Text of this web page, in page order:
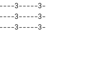
3-----3-
3-----3-
3-----3-